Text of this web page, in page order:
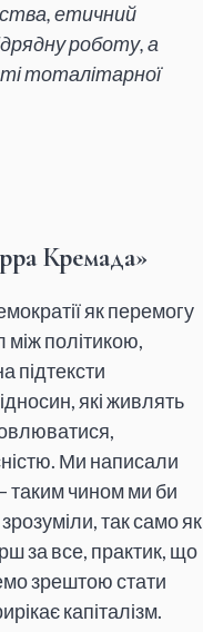
етичний
роботу, а
тоталітарної
Кремада»
як перемогу
політикою,
підтексти
які живлять
Ми написали
таким чином ми би
так само як
за все, практик, що
зрештою стати
капіталізм.